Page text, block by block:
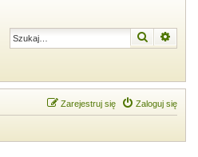
Szukaj
Zaloguj się
Zarejestruj się